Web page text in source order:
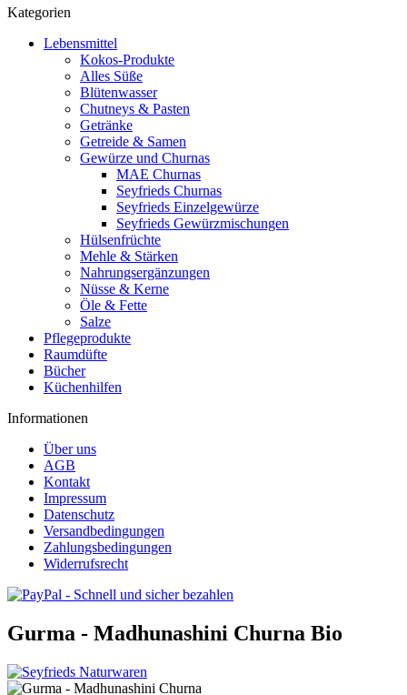
Kategorien
Lebensmittel
Kokos-Produkte
Alles Süße
Blütenwasser
Chutneys & Pasten
Getränke
Getreide & Samen
Gewürze und Churnas
MAE Churnas
Seyfrieds Churnas
Seyfrieds Einzelgewürze
Seyfrieds Gewürzmischungen
Hülsenfrüchte
Mehle & Stärken
Nahrungsergänzungen
Nüsse & Kerne
Öle & Fette
Salze
Pflegeprodukte
Raumdüfte
Bücher
Küchenhilfen
Informationen
Über uns
AGB
Kontakt
Impressum
Datenschutz
Versandbedingungen
Zahlungsbedingungen
Widerrufsrecht
Gurma - Madhunashini Churna Bio